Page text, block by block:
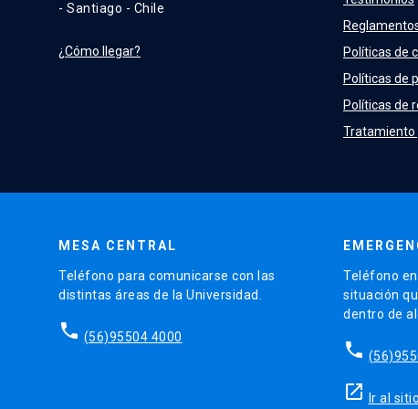
- Santiago - Chile
¿Cómo llegar?
Políticas de
Políticas de
Políticas de
Tratamiento
MESA CENTRAL
Teléfono para comunicarse con las
distintas áreas de la Universidad.
phone (56)95504 4000
Teléfono
situación
dentro de
phone
launch Ir al